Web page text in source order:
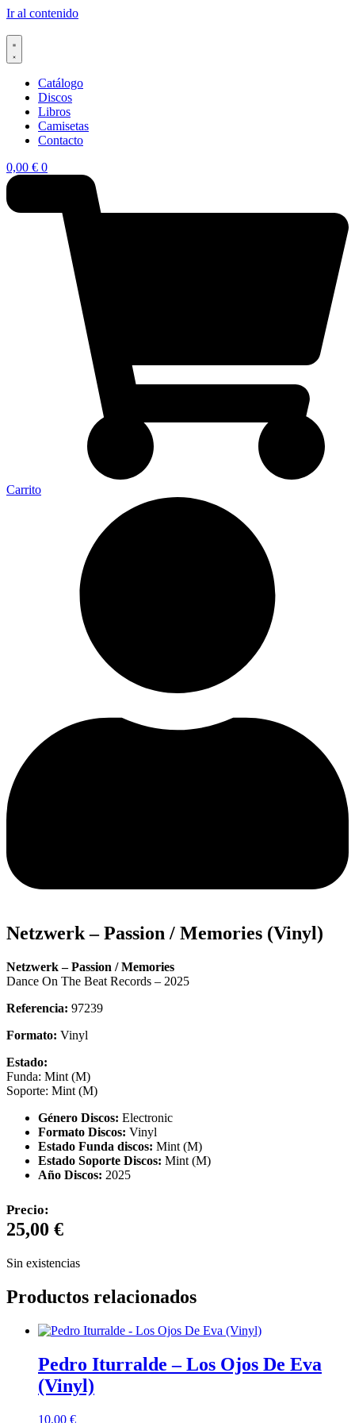
Ir al contenido
Catálogo
Discos
Libros
Camisetas
Contacto
0,00 € 0
Carrito
Netzwerk – Passion / Memories (Vinyl)
Netzwerk – Passion / Memories
Dance On The Beat Records – 2025
Referencia: 97239
Formato: Vinyl
Estado:
Funda: Mint (M)
Soporte: Mint (M)
Género Discos: Electronic
Formato Discos: Vinyl
Estado Funda discos: Mint (M)
Estado Soporte Discos: Mint (M)
Año Discos: 2025
Precio:
25,00 €
Sin existencias
Productos relacionados
Pedro Iturralde – Los Ojos De Eva
(Vinyl)
10,00 €